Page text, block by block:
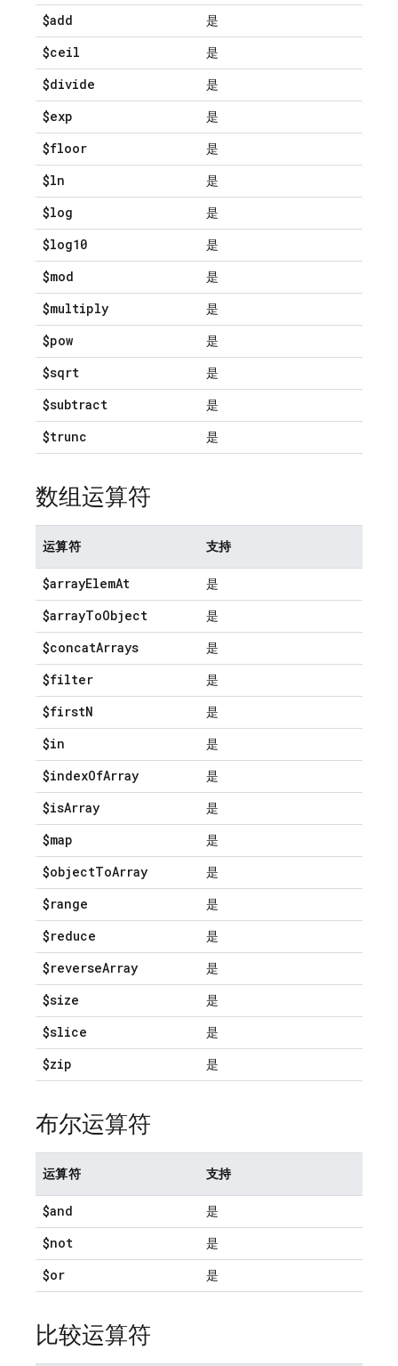
$add 是
$ceil 是
$divide 是
$exp 是
$floor 是
$ln 是
$log 是
$log10 是
$mod 是
$multiply 是
$pow 是
$sqrt 是
$subtract 是
$trunc 是
数组运算符
运算符 支持
$arrayElemAt 是
$arrayToObject 是
$concatArrays 是
$filter 是
$firstN 是
$in 是
$indexOfArray 是
$isArray 是
$map 是
$objectToArray 是
$range 是
$reduce 是
$reverseArray 是
$size 是
$slice 是
$zip 是
布尔运算符
运算符 支持
$and 是
$not 是
$or 是
比较运算符